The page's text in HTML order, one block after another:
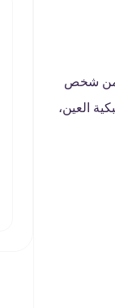
من شخص
العين،